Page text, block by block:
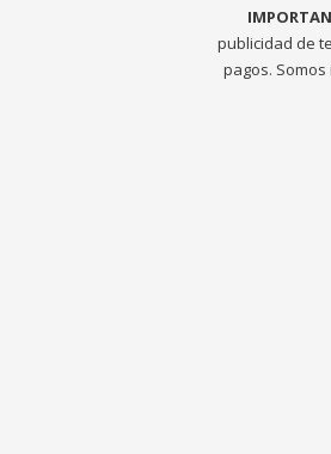
publicidad de
pagos.